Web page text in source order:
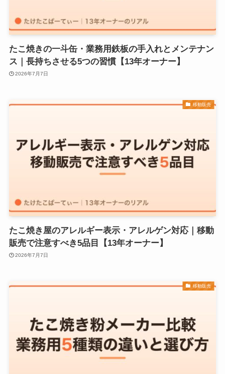
たこ焼きの一斗缶・業務用鉄板の手入れとメンテナン
ス｜長持ちさせる5つの習慣【13年オーナー】
2026年7月7日
移動販売
たこ焼き屋のアレルギー表示・アレルゲン対応｜移動
販売で注意すべき5品目【13年オーナー】
2026年7月7日
移動販売